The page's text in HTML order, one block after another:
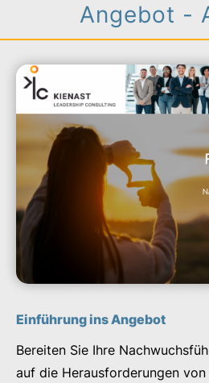
Angebot -
Einführung ins Angebot
Bereiten Sie Ihre
auf die Herausforderungen